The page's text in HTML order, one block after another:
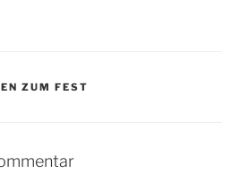
ZUM FEST